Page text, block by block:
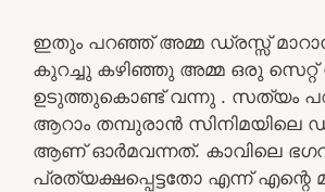
ഇതും പറഞ്ഞ് അമ്മ ഡ്രസ്സ്
കുറച്ചു കഴിഞ്ഞു അമ്മ ഒരു സെറ്റ്
ഉടുത്തുകൊണ്ട് വന്നു . സത്യം
ആറാം തമ്പുരാൻ
ആണ് ഓർമവന്നത്. കാവിലെ
പ്രത്യക്ഷപ്പെട്ടതോ എന്ന് എന്റെ